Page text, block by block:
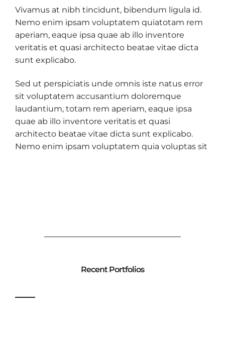
Vivamus at nibh tincidunt, bibendum ligula id.
Nemo enim ipsam voluptatem quiatotam rem
aperiam, eaque ipsa quae ab illo inventore
veritatis et quasi architecto beatae vitae dicta
sunt explicabo.
Sed ut perspiciatis unde omnis iste natus error
sit voluptatem accusantium doloremque
laudantium, totam rem aperiam, eaque ipsa
quae ab illo inventore veritatis et quasi
architecto beatae vitae dicta sunt explicabo.
Nemo enim ipsam voluptatem quia voluptas sit
Recent Portfolios